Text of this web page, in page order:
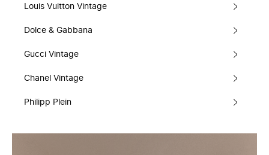
Louis Vuitton Vintage
Dolce & Gabbana
Gucci Vintage
Chanel Vintage
Philipp Plein